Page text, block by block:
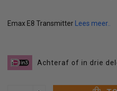
Emax E8 Transmitter Lees meer..
Achteraf of in drie